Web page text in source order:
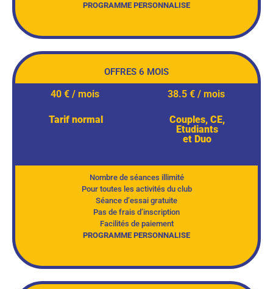
PROGRAMME PERSONNALISE
OFFRES 6 MOIS
40 € / mois
Tarif normal
38.5 € / mois
Couples, CE,
Etudiants
et Duo
Nombre de séances illimité
Pour toutes les activités du club
Séance d’essai gratuite
Pas de frais d’inscription
Facilités de paiement
PROGRAMME PERSONNALISE